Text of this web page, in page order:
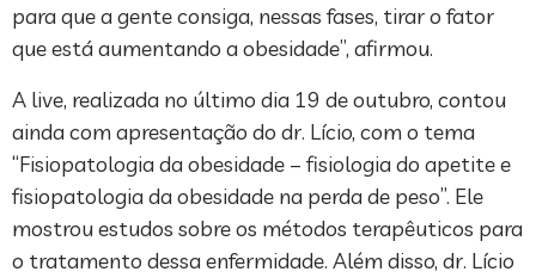
para que a gente consiga, nessas fases, tirar o fator
que está aumentando a obesidade”, afirmou.
A live, realizada no último dia 19 de outubro, contou
ainda com apresentação do dr. Lício, com o tema
“Fisiopatologia da obesidade – fisiologia do apetite e
fisiopatologia da obesidade na perda de peso”. Ele
mostrou estudos sobre os métodos terapêuticos para
o tratamento dessa enfermidade. Além disso, dr. Lício